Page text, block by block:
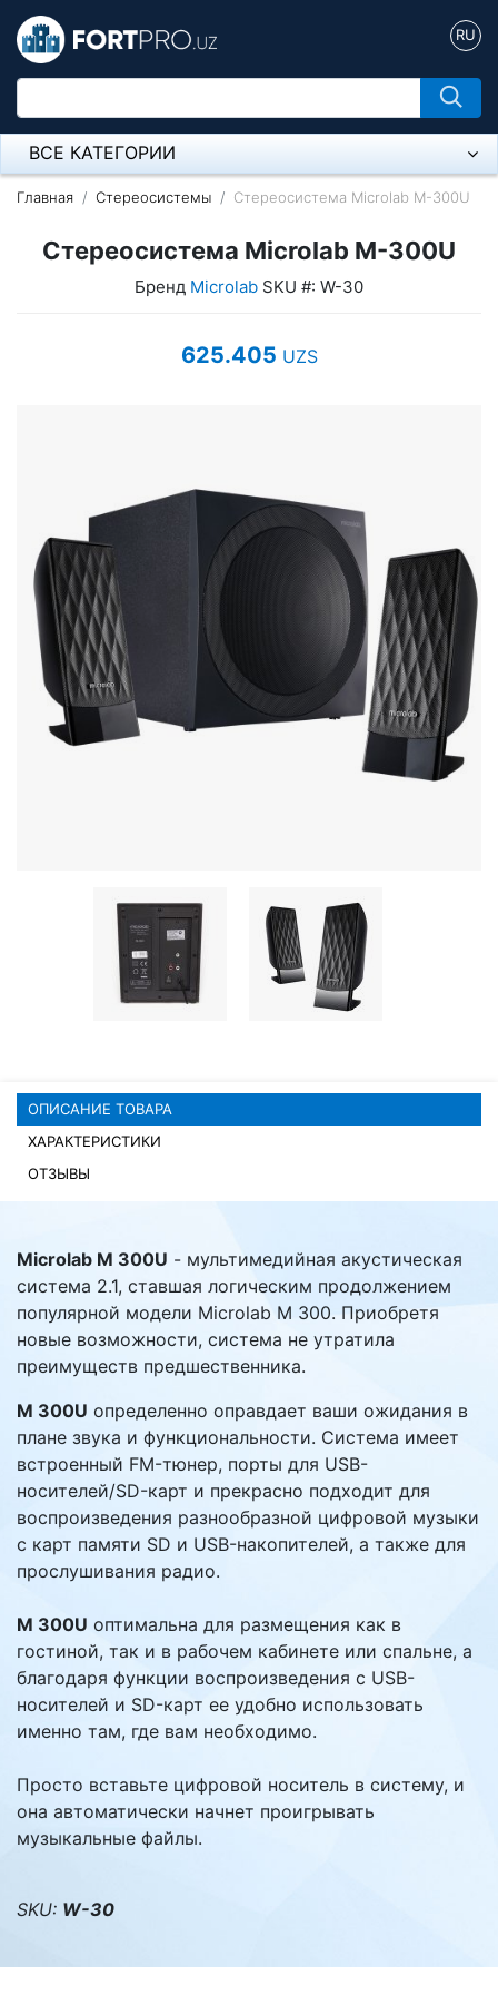
RU
ВСЕ КАТЕГОРИИ
Микрофон
Напольные розетки
Оборудование Mikrotik
Стереосистемы
Серверное оборудование
UPS Источники бесперебойного питания
Мышки и Клавиатуры
Наушники
Digital Signage
Видеонаблюдение
Компьютеры Fujitsu
Главная Стереосистемы Стереосистема Microlab M-300U
Стереосистема Microlab M-300U
Бренд Microlab SKU #: W-30
625.405 UZS
ОПИСАНИЕ ТОВАРА
ХАРАКТЕРИСТИКИ
ОТЗЫВЫ
Microlab M 300U - мультимедийная акустическая
система 2.1, ставшая логическим продолжением
популярной модели Microlab M 300. Приобретя
новые возможности, система не утратила
преимуществ предшественника.
M 300U определенно оправдает ваши ожидания в
плане звука и функциональности. Система имеет
встроенный FM-тюнер, порты для USB-
носителей/SD-карт и прекрасно подходит для
воспроизведения разнообразной цифровой музыки
с карт памяти SD и USB-накопителей, а также для
прослушивания радио.
M 300U оптимальна для размещения как в
гостиной, так и в рабочем кабинете или спальне, а
благодаря функции воспроизведения с USB-
носителей и SD-карт ее удобно использовать
именно там, где вам необходимо.
Просто вставьте цифровой носитель в систему, и
она автоматически начнет проигрывать
музыкальные файлы.
SKU: W-30